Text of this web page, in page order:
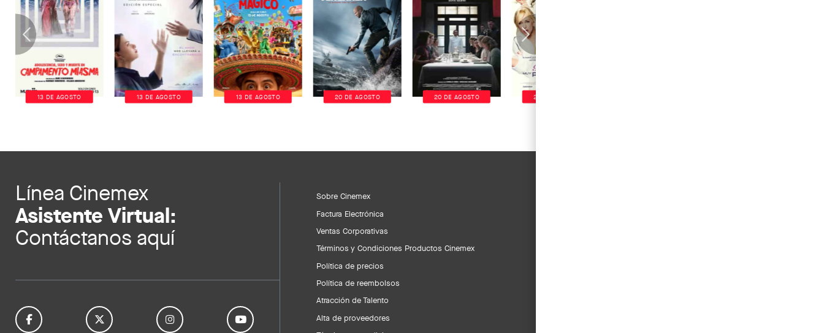
13 DE AGOSTO 13 DE AGOSTO 13 DE AGOSTO 20 DE AGOSTO 20 DE AGOSTO 20 DE AGOSTO
Línea Cinemex
Asistente Virtual:
Contáctanos aquí
Sobre Cinemex
Factura Electrónica
Ventas Corporativas
Términos y Condiciones Productos Cinemex
Política de precios
Política de reembolsos
Atracción de Talento
Alta de proveedores